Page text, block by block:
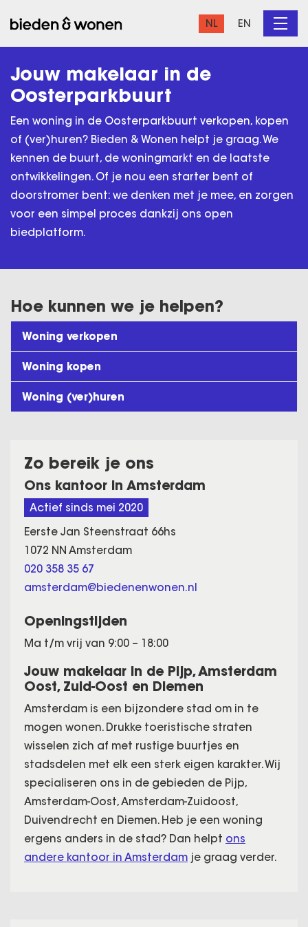
NL EN
Jouw makelaar in de
Oosterparkbuurt
Een woning in de Oosterparkbuurt verkopen, kopen
of (ver)huren? Bieden & Wonen helpt je graag. We
kennen de buurt, de woningmarkt en de laatste
ontwikkelingen. Of je nou een starter bent of
doorstromer bent: we denken met je mee, en zorgen
voor een simpel proces dankzij ons open
biedplatform.
Hoe kunnen we je helpen?
Woning verkopen
Woning kopen
Woning (ver)huren
Zo bereik je ons
Ons kantoor in Amsterdam
Actief sinds mei 2020
Eerste Jan Steenstraat 66hs
1072 NN Amsterdam
020 358 35 67
amsterdam@biedenenwonen.nl
Openingstijden
Ma t/m vrij van 9:00 – 18:00
Jouw makelaar in de Pijp, Amsterdam
Oost, Zuid-Oost en Diemen
Amsterdam is een bijzondere stad om in te
mogen wonen. Drukke toeristische straten
wisselen zich af met rustige buurtjes en
stadsdelen met elk een sterk eigen karakter. Wij
specialiseren ons in de gebieden de Pijp,
Amsterdam-Oost, Amsterdam-Zuidoost,
Duivendrecht en Diemen. Heb je een woning
ergens anders in de stad? Dan helpt ons
andere kantoor in Amsterdam je graag verder.